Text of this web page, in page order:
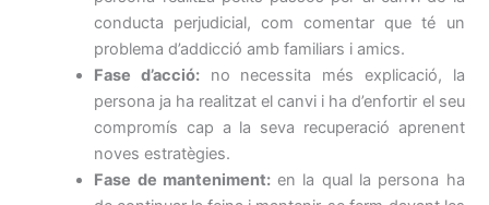
conducta perjudicial, com comentar que té un
problema d’addicció amb familiars i amics.
Fase d’acció:no necessita més explicació, la
persona ja ha realitzat el canvi i ha d’enfortir el seu
compromís cap a la seva recuperació aprenent
noves estratègies.
Fase de manteniment:en la qual la persona ha